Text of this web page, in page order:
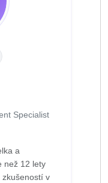
Specialist
a
než 12 lety
zkušeností v